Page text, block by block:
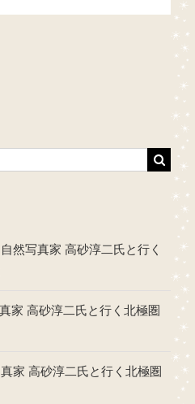
然写真家 高砂淳二氏と行く
家 高砂淳二氏と行く北極圏
家 高砂淳二氏と行く北極圏